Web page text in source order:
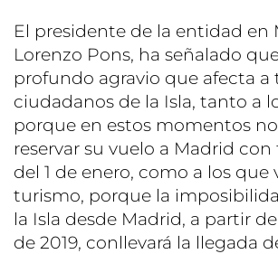
El presidente de la entidad en
Lorenzo Pons, ha señalado
profundo agravio que afecta a
ciudadanos de la Isla, tanto a
porque en estos momentos
reservar su vuelo a Madrid
del 1 de enero, como a los que
turismo, porque la
la Isla desde Madrid, a partir
de 2019, conllevará la llegada